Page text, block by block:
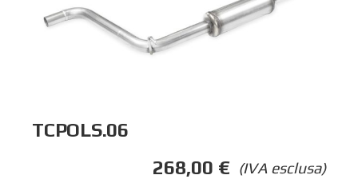
TCPOLS.06
(IVA esclusa)
268,00 €